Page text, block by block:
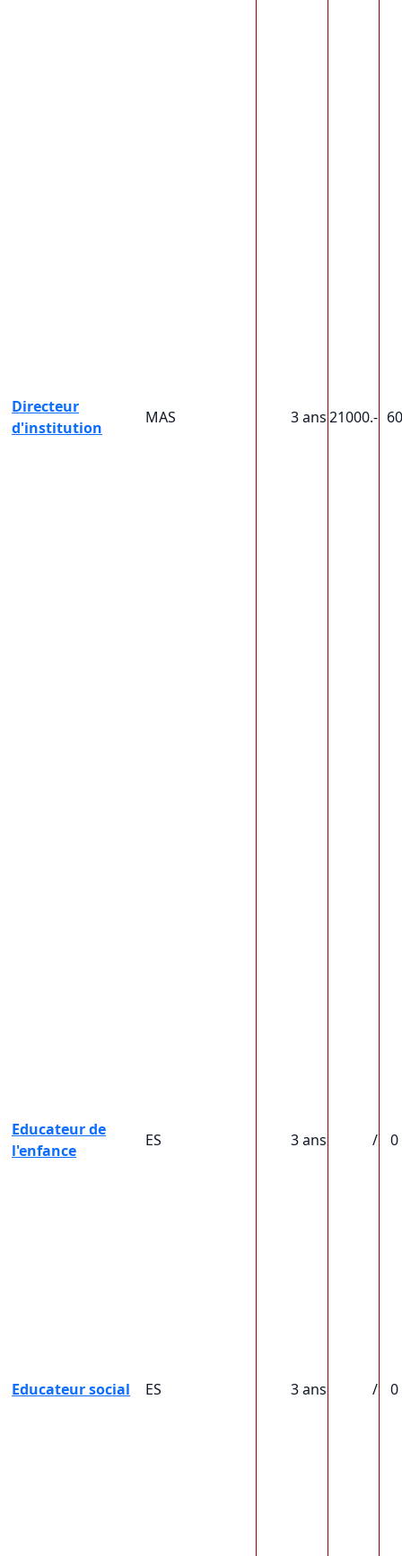
Directeur
d'institution
MAS 3 ans21000.- 60
Educateur de
l'enfance
ES 3 ans / 0
Educateur social ES 3 ans / 0